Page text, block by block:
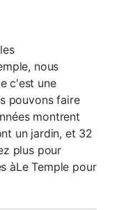
nous
c'est une
pouvons faire
montrent
un jardin, et 32
plus pour
àLe Temple pour